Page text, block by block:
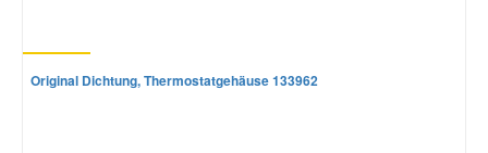
Original Dichtung, Thermostatgehäuse 133962